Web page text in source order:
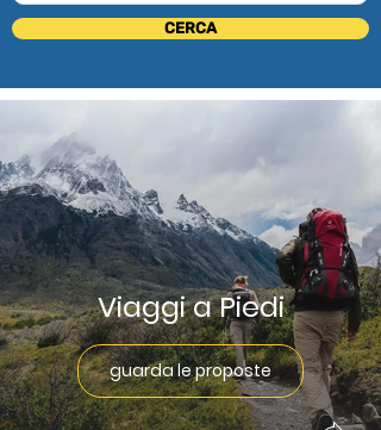
CERCA
Viaggi a Piedi
guarda le proposte